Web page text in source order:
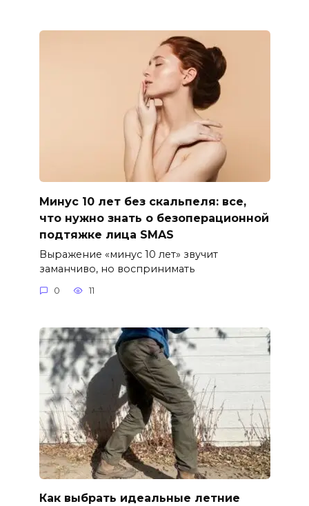
Минус 10 лет без скальпеля: все,
что нужно знать о безоперационной
подтяжке лица SMAS
Выражение «минус 10 лет» звучит
заманчиво, но воспринимать
0 11
Как выбрать идеальные летние